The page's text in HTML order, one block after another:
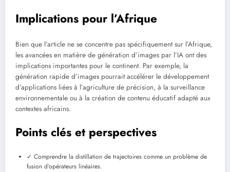
Implications pour l’Afrique
Bien que l’article ne se concentre pas spécifiquement sur l’Afrique,
les avancées en matière de génération d’images par l’IA ont des
implications importantes pour le continent. Par exemple, la
génération rapide d’images pourrait accélérer le développement
d’applications liées à l’agriculture de précision, à la surveillance
environnementale ou à la création de contenu éducatif adapté aux
contextes africains.
Points clés et perspectives
✓ Comprendre la distillation de trajectoires comme un problème de
fusion d’opérateurs linéaires.